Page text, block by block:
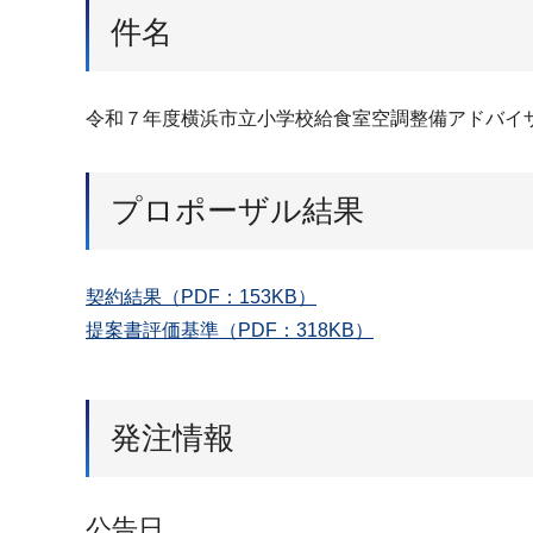
件名
令和７年度横浜市立小学校給食室空調整備アドバイ
プロポーザル結果
契約結果（PDF：153KB）
提案書評価基準（PDF：318KB）
発注情報